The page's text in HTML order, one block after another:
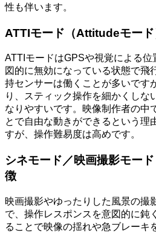
性も伴います。
ATTIモード（Attitudeモー
ATTIモードはGPSや視覚による
図的に無効になっている状態で飛
持センサーは働くことが多いです
り、スティック操作を細かくしな
なりやすいです。映像制作者の中
とで自由な動きができるという理
すが、操作難易度は高めです。
シネモード／映画撮影モー
徴
映画撮影やゆったりした風景の撮
で、操作レスポンスを意図的に鈍
ることで映像の揺れや急ブレーキ